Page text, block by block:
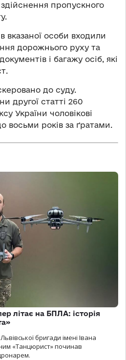
пропускного
вказаної особи входили
дорожнього руху та
і багажу осіб, які
до суду.
другої статті 260
України чоловікові
восьми років за ґратами.
літає на БПЛА: історія
бригади імені Івана
«Танцюрист» починав